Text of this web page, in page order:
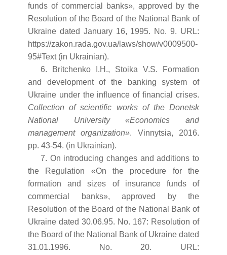
funds of commercial banks», approved by the
Resolution of the Board of the National Bank of
Ukraine dated January 16, 1995. No. 9. URL:
https://zakon.rada.gov.ua/laws/show/v0009500-
95#Text (in Ukrainian).
6. Britchenko I.H., Stoika V.S. Formation
and development of the banking system of
Ukraine under the influence of financial crises.
Collection of scientific works of the Donetsk
National University «Economics and
management organization». Vinnytsia, 2016.
рр. 43-54. (in Ukrainian).
7. On introducing changes and additions to
the Regulation «On the procedure for the
formation and sizes of insurance funds of
commercial banks», approved by the
Resolution of the Board of the National Bank of
Ukraine dated 30.06.95. No. 167: Resolution of
the Board of the National Bank of Ukraine dated
31.01.1996. No. 20. URL: